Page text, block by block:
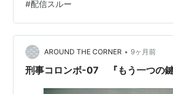
す。私は今回リーアム・ニーソン版を
トフリに吹き替え版があったので視聴
#配信スルー
AROUND THE CORNER • 9ヶ月前
刑事コロンボ-07 『もう一つの鍵